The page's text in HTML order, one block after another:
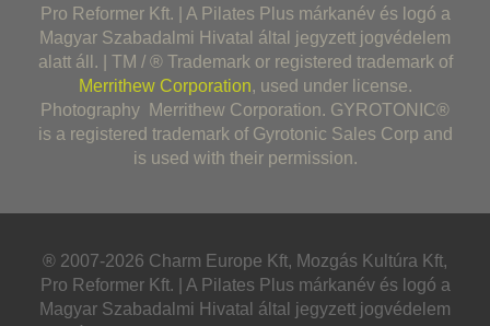
Pro Reformer Kft. | A Pilates Plus márkanév és logó a
Magyar Szabadalmi Hivatal által jegyzett jogvédelem
alatt áll. | TM / ® Trademark or registered trademark of
Merrithew Corporation, used under license.
Photography Merrithew Corporation. GYROTONIC®
is a registered trademark of Gyrotonic Sales Corp and
is used with their permission.
® 2007-2026 Charm Europe Kft, Mozgás Kultúra Kft,
Pro Reformer Kft. | A Pilates Plus márkanév és logó a
Magyar Szabadalmi Hivatal által jegyzett jogvédelem